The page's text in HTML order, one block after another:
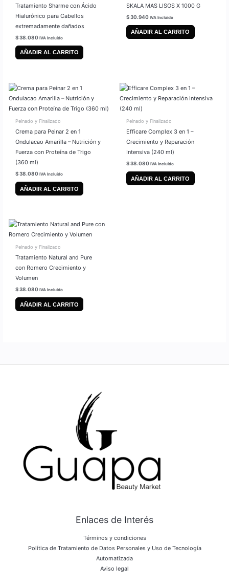
Tratamiento Sharme con Ácido
Hialurónico para Cabellos
extremadamente dañados
$38.080 IVA Incluido
AÑADIR AL CARRITO
SKALA MAS LISOS X 1000 G
$30.940 IVA Incluido
AÑADIR AL CARRITO
Peinado y Finalizado
Crema para Peinar 2 en 1
Ondulacao Amarilla – Nutrición y
Fuerza con Proteína de Trigo
(360 ml)
$38.080 IVA Incluido
AÑADIR AL CARRITO
Peinado y Finalizado
Efficare Complex 3 en 1 –
Crecimiento y Reparación
Intensiva (240 ml)
$38.080 IVA Incluido
AÑADIR AL CARRITO
Peinado y Finalizado
Tratamiento Natural and Pure
con Romero Crecimiento y
Volumen
$38.080 IVA Incluido
AÑADIR AL CARRITO
Enlaces de Interés
Términos y condiciones
Política de Tratamiento de Datos Personales y Uso de Tecnología
Automatizada
Aviso legal